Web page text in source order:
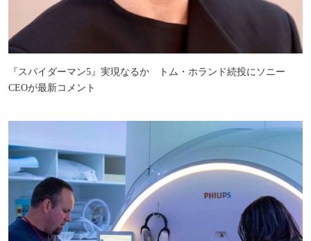
『スパイダーマン5』実現なるか トム・ホランド続投にソニー
CEOが最新コメント